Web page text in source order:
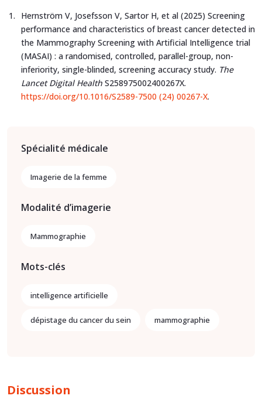
Hernström V, Josefsson V, Sartor H, et al (2025) Screening
performance and characteristics of breast cancer detected in
the Mammography Screening with Artificial Intelligence trial
(MASAI) : a randomised, controlled, parallel-group, non-
inferiority, single-blinded, screening accuracy study. The
Lancet Digital Health S258975002400267X.
https://doi.org/10.1016/S2589-7500 (24) 00267-X.
Spécialité médicale
Imagerie de la femme
Modalité d’imagerie
Mammographie
Mots-clés
intelligence artificielle
dépistage du cancer du sein mammographie
Discussion